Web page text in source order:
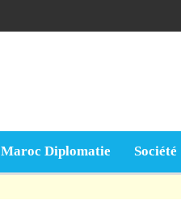
Maroc Diplomatie Société